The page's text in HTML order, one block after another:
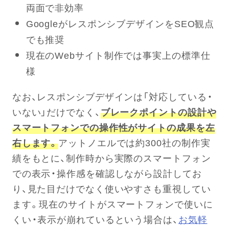
両面で非効率
GoogleがレスポンシブデザインをSEO観点
でも推奨
現在のWebサイト制作では事実上の標準仕
様
なお、レスポンシブデザインは「対応している・
いない」だけでなく、ブレークポイントの設計や
スマートフォンでの操作性がサイトの成果を左
右します。アットノエルでは約300社の制作実
績をもとに、制作時から実際のスマートフォン
での表示・操作感を確認しながら設計してお
り、見た目だけでなく使いやすさも重視してい
ます。現在のサイトがスマートフォンで使いに
くい・表示が崩れているという場合は、 お気軽